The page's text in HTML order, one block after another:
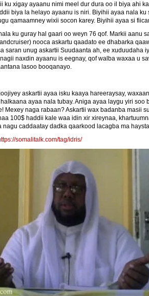
ku xigay ayaanu nimi meel dur dura oo il biya ahi
biya la helayo ayaanu is niri. Biyihii ayaa nala
qamaamney wixii socon karey. Biyihii ayaa si
ku guray hal gaari oo weyn 76 qof. Markii aanu
nooca askartu qaadato ee dhabarka
saran unug askartii Suudaanta ah, ee xuduudaha
naxdin ayaanu is eegnay, qof walba waxaa u
lasoo booqanayo.
askartii ayaa isku kaaya hareeraysay,
ayaa nala tubay. Aniga ayaa laygu yiri soo
Mexey naga rabaan? Askartii wax badanba masii
100$ haddii kale waa idin xir xireynaa,
nagu caddaatay dadka qaarkood lacagba ma
somalitalk.com/tag/idris/